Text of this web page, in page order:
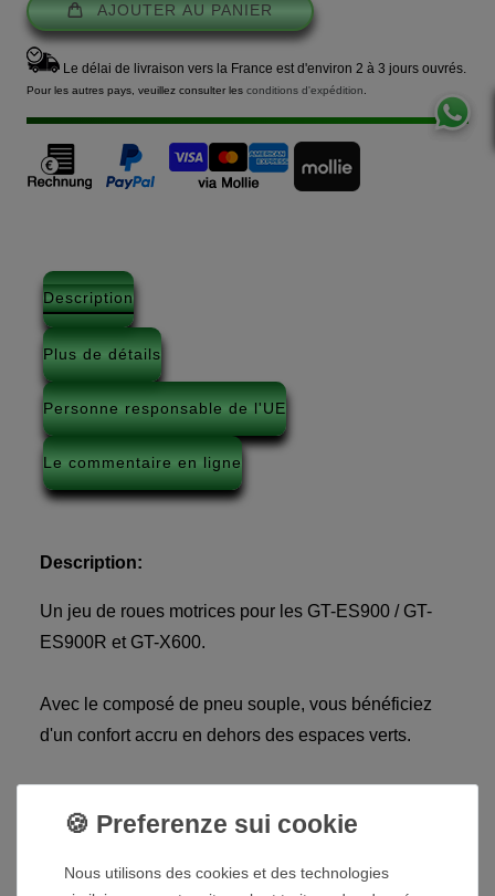
AJOUTER AU PANIER
Le délai de livraison vers la France est d'environ 2 à 3 jours ouvrés.
Pour les autres pays, veuillez consulter les conditions d'expédition
Description
Plus de détails
Personne responsable de l'UE
Le commentaire en ligne
Description:
Un jeu de roues motrices pour les GT-ES900 / GT-
ES900R et GT-X600.
Avec le composé de pneu souple, vous bénéficiez
d'un confort accru en dehors des espaces verts.
permet au chariot de golf de fonctionner plus
Nous utilisons des cookies et des technologies